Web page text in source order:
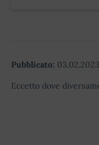
Pubblicato: 03.02.2023
Eccetto dove